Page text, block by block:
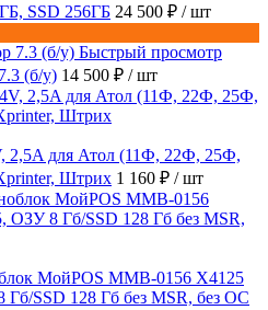
SSD 256ГБ 24 500 ₽ / шт
Быстрый просмотр
(б/у) 14 500 ₽ / шт
2,5A для Атол (11Ф, 22Ф, 25Ф,
Штрих 1 160 ₽ / шт
МойPOS MMB-0156 X4125
Гб/SSD 128 Гб без MSR, без ОС